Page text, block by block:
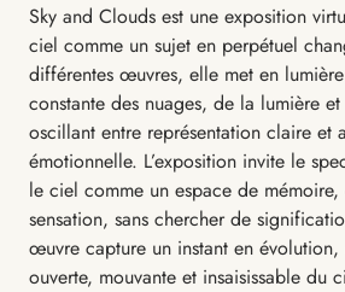
Sky and Clouds est une exposition
ciel comme un sujet en perpétuel
différentes œuvres, elle met en
constante des nuages, de la lumière et
oscillant entre représentation claire et
émotionnelle. L’exposition invite le
le ciel comme un espace de
sensation, sans chercher de
œuvre capture un instant en
ouverte, mouvante et insaisissable du